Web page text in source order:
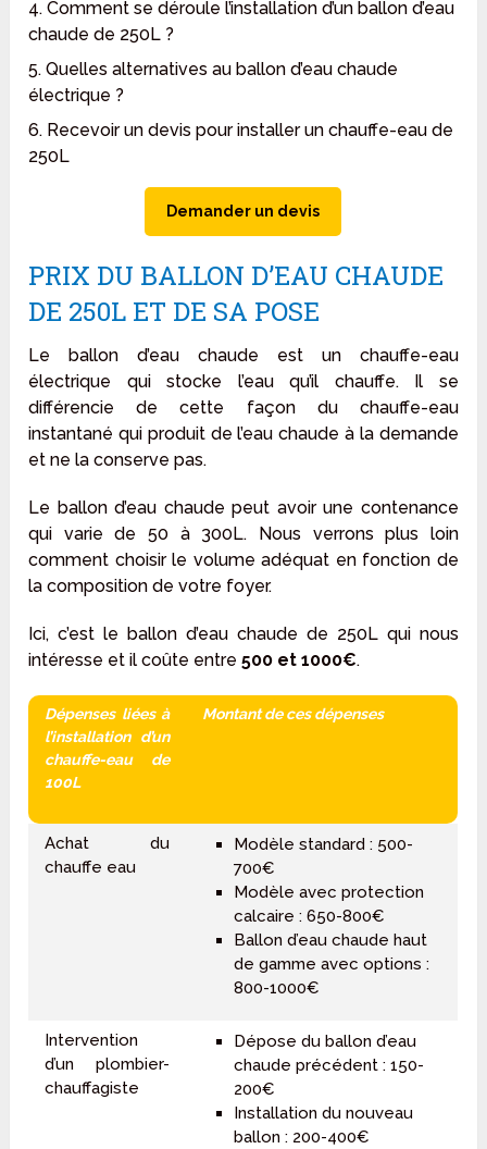
4. Comment se déroule l’installation d’un ballon d’eau
chaude de 250L ?
5. Quelles alternatives au ballon d’eau chaude
électrique ?
6. Recevoir un devis pour installer un chauffe-eau de
250L
Demander un devis
PRIX DU BALLON D’EAU CHAUDE
DE 250L ET DE SA POSE
Le ballon d’eau chaude est un chauffe-eau
électrique qui stocke l’eau qu’il chauffe. Il se
différencie de cette façon du chauffe-eau
instantané qui produit de l’eau chaude à la demande
et ne la conserve pas.
Le ballon d’eau chaude peut avoir une contenance
qui varie de 50 à 300L. Nous verrons plus loin
comment choisir le volume adéquat en fonction de
la composition de votre foyer.
Ici, c’est le ballon d’eau chaude de 250L qui nous
intéresse et il coûte entre500 et 1000€.
Dépenses liées à
l’installation d’un
chauffe-eau de
100L
Montant de ces dépenses
Achat du
chauffe eau
Modèle standard : 500-
700€
Modèle avec protection
calcaire : 650-800€
Ballon d’eau chaude haut
de gamme avec options :
800-1000€
Intervention
d’un plombier-
chauffagiste
Dépose du ballon d’eau
chaude précédent : 150-
200€
Installation du nouveau
ballon : 200-400€